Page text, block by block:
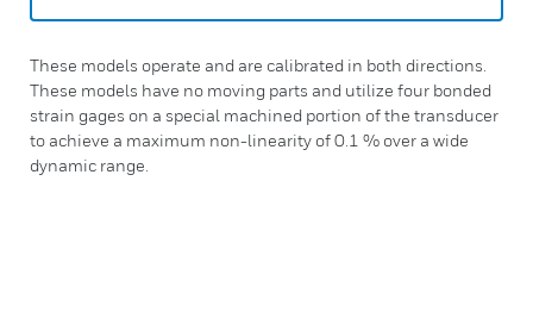
These models operate and are calibrated in both directions.
These models have no moving parts and utilize four bonded
strain gages on a special machined portion of the transducer
to achieve a maximum non-linearity of 0.1 % over a wide
dynamic range.